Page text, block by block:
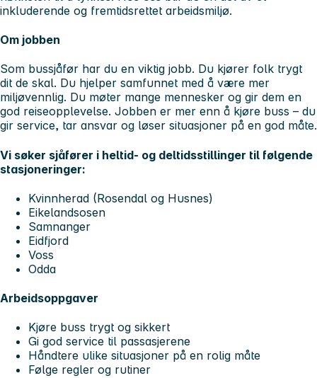
inkluderende og fremtidsrettet arbeidsmiljø.
Om jobben
Som bussjåfør har du en viktig jobb. Du kjører folk trygt
dit de skal. Du hjelper samfunnet med å være mer
miljøvennlig. Du møter mange mennesker og gir dem en
god reiseopplevelse. Jobben er mer enn å kjøre buss – du
gir service, tar ansvar og løser situasjoner på en god måte.
Vi søker sjåfører i heltid- og deltidsstillinger til følgende
stasjoneringer:
Kvinnherad (Rosendal og Husnes)
Eikelandsosen
Samnanger
Eidfjord
Voss
Odda
Arbeidsoppgaver
Kjøre buss trygt og sikkert
Gi god service til passasjerene
Håndtere ulike situasjoner på en rolig måte
Følge regler og rutiner